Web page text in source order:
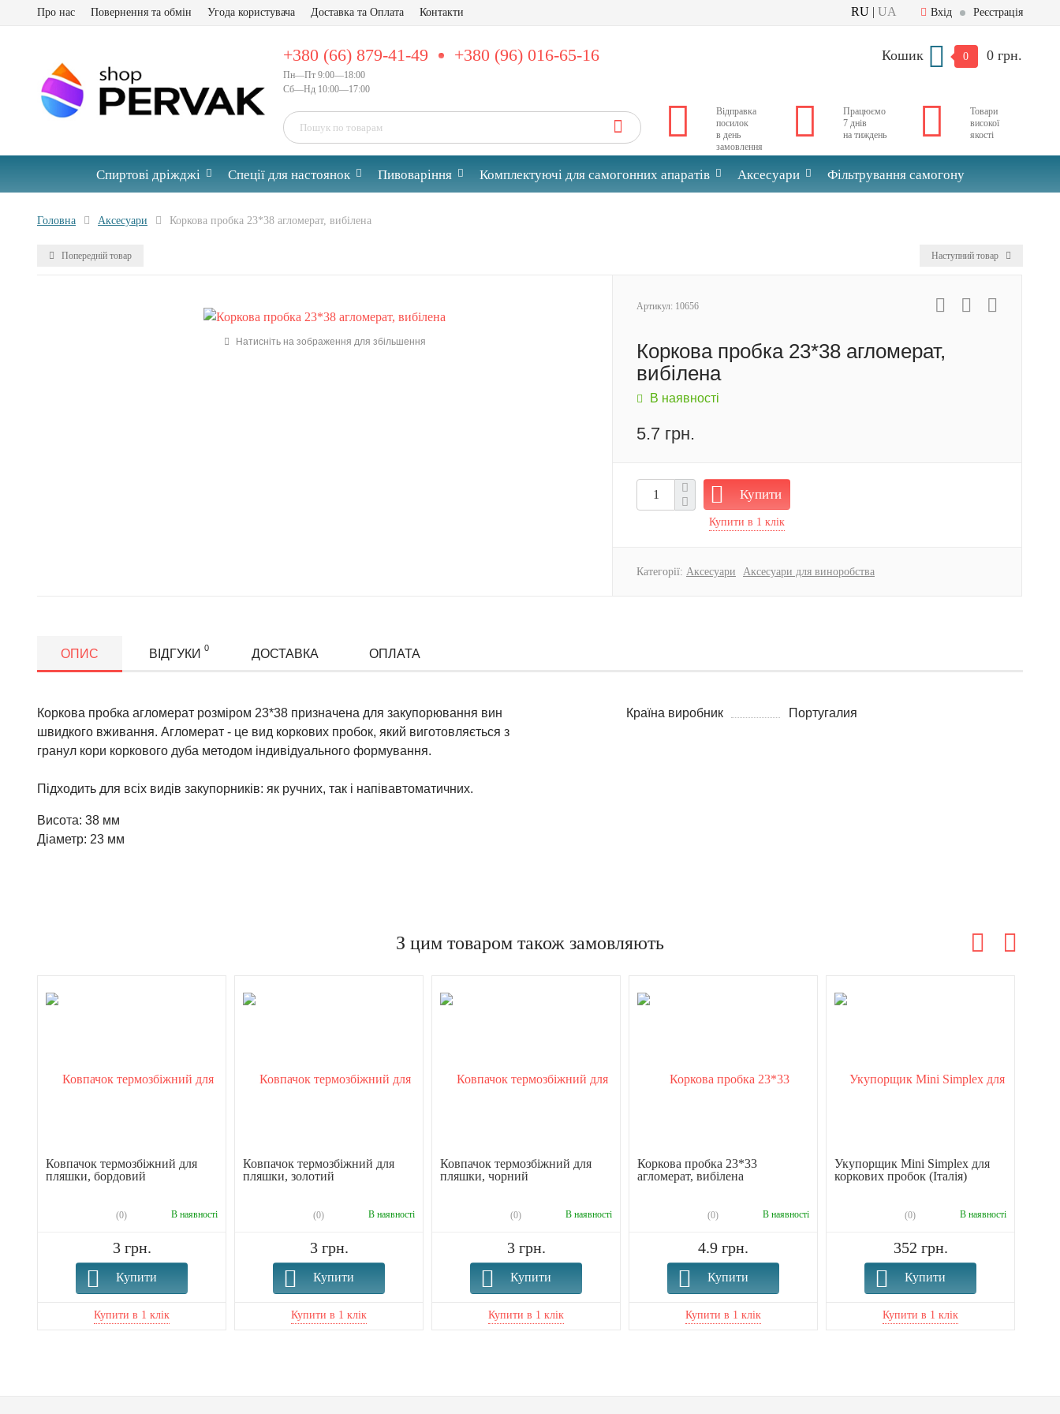
Про нас Повернення та обмін Угода користувача Доставка та Оплата Контакти RU | UA Вхід Реєстрація
+380 (66) 879-41-49 +380 (96) 016-65-16
Пн—Пт 9:00—18:00
Сб—Нд 10:00—17:00
Кошик 0 0 грн.
Відправка
посилок
в день
замовлення
Працюємо
7 днів
на тиждень
Товари
високої
якості
Спиртові дріжджі Спеції для настоянок Пивоваріння Комплектуючі для самогонних апаратів Аксесуари Фільтрування самогону
Головна Аксесуари Коркова пробка 23*38 агломерат, вибілена
Попередній товар Наступний товар
Натисніть на зображення для збільшення
Артикул: 10656
Коркова пробка 23*38 агломерат,
вибілена
В наявності
5.7 грн.
Купити
Категорії: Аксесуари Аксесуари для виноробства
ОПИС ВІДГУКИ 0 ДОСТАВКА ОПЛАТА
Коркова пробка агломерат розміром 23*38 призначена для закупорювання вин
швидкого вживання. Агломерат - це вид коркових пробок, який виготовляється з
гранул кори коркового дуба методом індивідуального формування.
Підходить для всіх видів закупорників: як ручних, так і напівавтоматичних.
Висота: 38 мм
Діаметр: 23 мм
Країна виробник Португалия
З цим товаром також замовляють
Ковпачок термозбіжний для
пляшки, бордовий
(0) В наявності
3 грн.
Купити
Ковпачок термозбіжний для
пляшки, золотий
(0) В наявності
3 грн.
Купити
Ковпачок термозбіжний для
пляшки, чорний
(0) В наявності
3 грн.
Купити
Коркова пробка 23*33
агломерат, вибілена
(0) В наявності
4.9 грн.
Купити
Укупорщик Mini Simplex для
коркових пробок (Італія)
(0) В наявності
352 грн.
Купити